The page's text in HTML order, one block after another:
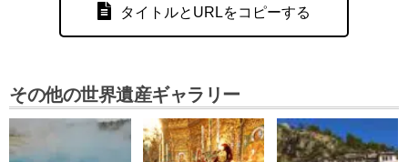
タイトルとURLをコピーする
その他の世界遺産ギャラリー